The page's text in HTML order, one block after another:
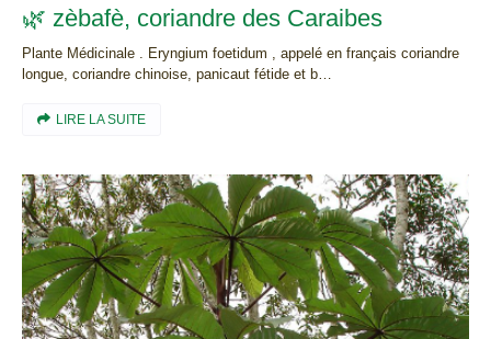
🌿 zèbafè, coriandre des Caraibes
Plante Médicinale . Eryngium foetidum , appelé en français coriandre
longue, coriandre chinoise, panicaut fétide et b…
LIRE LA SUITE